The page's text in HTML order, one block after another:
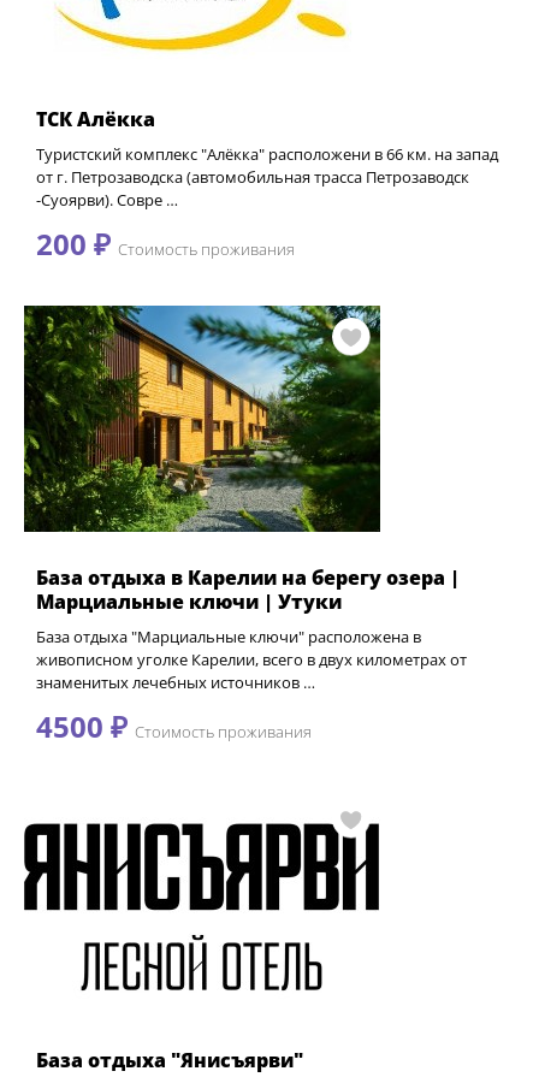
ТСК Алёкка
Туристский комплекс "Алёкка" расположени в 66 км. на запад
от г. Петрозаводска (автомобильная трасса Петрозаводск
-Суоярви). Совре …
200 ₽ Стоимость проживания
База отдыха в Карелии на берегу озера |
Марциальные ключи | Утуки
База отдыха "Марциальные ключи" расположена в
живописном уголке Карелии, всего в двух километрах от
знаменитых лечебных источников …
4500 ₽ Стоимость проживания
База отдыха "Янисъярви"